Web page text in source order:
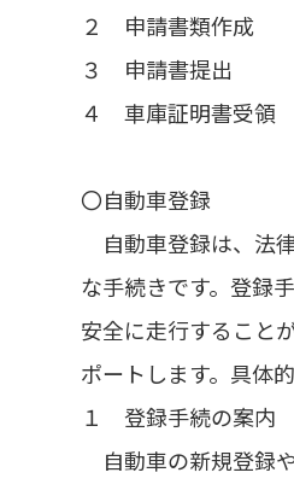
２ 申請書類作成
３ 申請書提出
４ 車庫証明書受領
〇自動車登録
自動車登録は、法
な手続きです。登録
安全に走行すること
ポートします。具体
１ 登録手続の案内
自動車の新規登録